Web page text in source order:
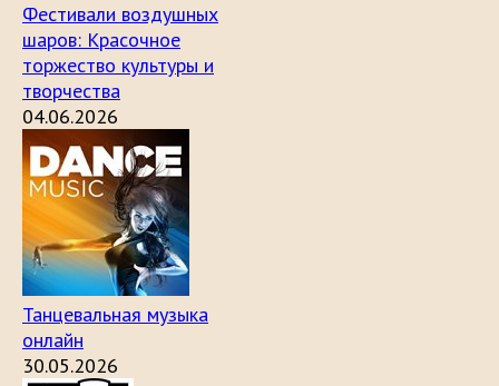
Фестивали воздушных
шаров: Красочное
торжество культуры и
творчества
04.06.2026
Танцевальная музыка
онлайн
30.05.2026